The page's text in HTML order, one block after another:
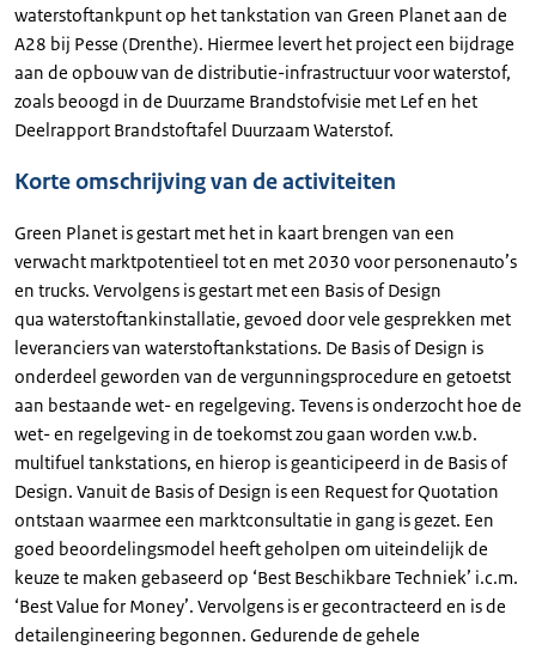
waterstoftankpunt op het tankstation van Green Planet aan de
A28 bij Pesse (Drenthe). Hiermee levert het project een bijdrage
aan de opbouw van de distributie-infrastructuur voor waterstof,
zoals beoogd in de Duurzame Brandstofvisie met Lef en het
Deelrapport Brandstoftafel Duurzaam Waterstof.
Korte omschrijving van de activiteiten
Green Planet is gestart met het in kaart brengen van een
verwacht marktpotentieel tot en met 2030 voor personenauto’s
en trucks. Vervolgens is gestart met een Basis of Design
qua waterstoftankinstallatie, gevoed door vele gesprekken met
leveranciers van waterstoftankstations. De Basis of Design is
onderdeel geworden van de vergunningsprocedure en getoetst
aan bestaande wet- en regelgeving. Tevens is onderzocht hoe de
wet- en regelgeving in de toekomst zou gaan worden v.w.b.
multifuel tankstations, en hierop is geanticipeerd in de Basis of
Design. Vanuit de Basis of Design is een Request for Quotation
ontstaan waarmee een marktconsultatie in gang is gezet. Een
goed beoordelingsmodel heeft geholpen om uiteindelijk de
keuze te maken gebaseerd op ‘Best Beschikbare Techniek’ i.c.m.
‘Best Value for Money’. Vervolgens is er gecontracteerd en is de
detailengineering begonnen. Gedurende de gehele